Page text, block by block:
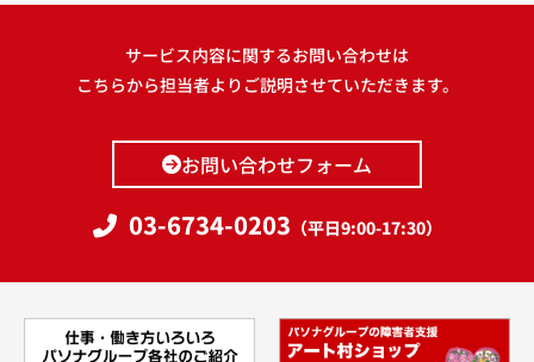
サービス内容に関するお問い合わせは
こちらから担当者よりご説明させていただきます。
お問い合わせフォーム
03-6734-0203 （平日9:00-17:30）